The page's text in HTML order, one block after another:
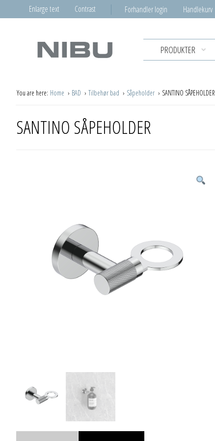
Enlarge text Contrast Forhandler login Handlekurv
PRODUKTER
You are here: Home BAD Tilbehør bad Såpeholder SANTINO SÅPEHOLDER
SANTINO SÅPEHOLDER